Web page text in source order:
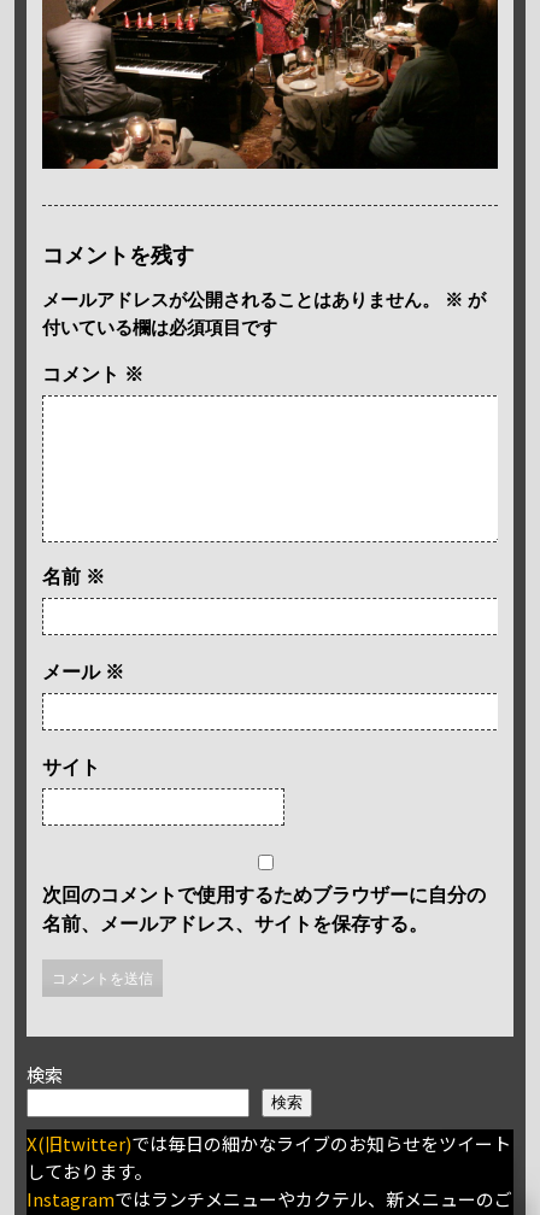
コメントを残す
メールアドレスが公開されることはありません。 ※ が
付いている欄は必須項目です
コメント ※
名前 ※
メール ※
サイト
次回のコメントで使用するためブラウザーに自分の
名前、メールアドレス、サイトを保存する。
検索
検索
X(旧twitter)では毎日の細かなライブのお知らせをツイート
しております。
Instagramではランチメニューやカクテル、新メニューのご